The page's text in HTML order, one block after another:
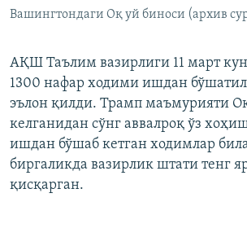
Вашингтондаги Оқ уй биноси (архив
АҚШ Таълим вазирлиги 11 март
1300 нафар ходими ишдан
эълон қилди. Трамп маъмурияти
келганидан сўнг аввалроқ ўз
ишдан бўшаб кетган ходимлар
биргаликда вазирлик штати тенг
қисқарган.